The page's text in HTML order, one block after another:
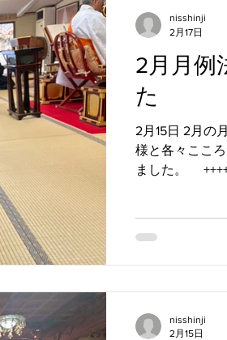
2月月例
た
2月15日 2月の
様と各々ここ
ました。
#佐世保のお寺 #佐世保市松原町 #日親寺
nisshinji
2月17日
nisshinji
2月15日